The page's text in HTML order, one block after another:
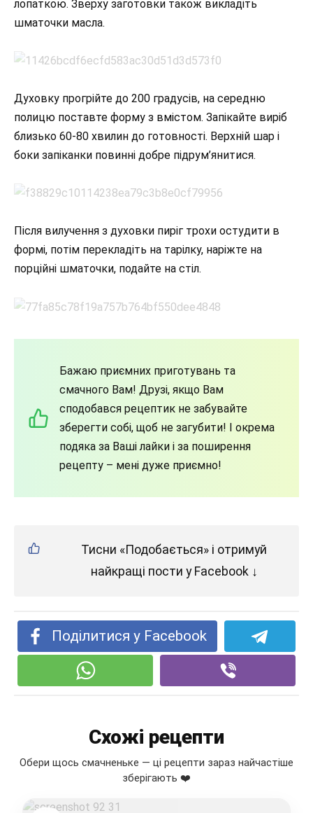
лопаткою. Зверху заготовки також викладіть
шматочки масла.
Духовку прогрійте до 200 градусів, на середню
полицю поставте форму з вмістом. Запікайте виріб
близько 60-80 хвилин до готовності. Верхній шар і
боки запіканки повинні добре підрум’янитися.
Після вилучення з духовки пиріг трохи остудити в
формі, потім перекладіть на тарілку, наріжте на
порційні шматочки, подайте на стіл.
Бажаю приємних приготувань та
смачного Вам! Друзі, якщо Вам
сподобався рецептик не забувайте
зберегти собі, щоб не загубити! І окрема
подяка за Ваші лайки і за поширення
рецепту – мені дуже приємно!
Тисни «Подобається» і отримуй
найкращі пости у Facebook ↓
Поділитися у Facebook
Схожі рецепти
Обери щось смачненьке — ці рецепти зараз найчастіше
зберігають ❤️